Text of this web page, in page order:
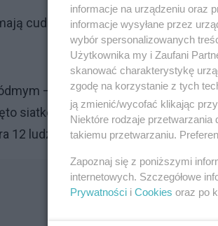
cudownych kibiców.
Reklama
– jeśli mówimy o siatkówce -
siatkówki. A po ostatnim meczu
12 ludzi na parkiecie, a na koniec
informacje na urządzeniu oraz
informacje wysyłane przez
wybór spersonalizowanych
Użytkownika my i Zaufani
skanować charakterystykę
zgodę na korzystanie z tych
ją zmienić/wycofać klikając
Niektóre rodzaje
takiemu przetwarzaniu.
Zapoznaj się z poniższymi
internetowych. Szczegółowe
Prywatności i Cookies oraz po